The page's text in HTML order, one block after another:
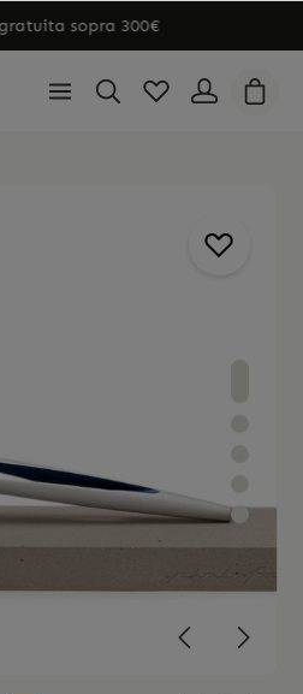
sopra 300€